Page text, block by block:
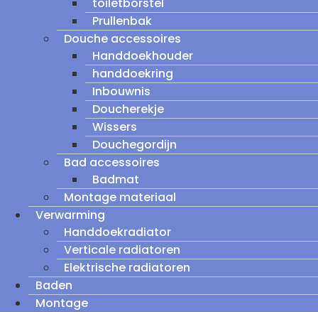
Prullenbak
Douche accessoires
Handdoekhouder
handdoekring
Inbouwnis
Doucherekje
Wissers
Douchegordijn
Bad accessoires
Badmat
Montage materiaal
Verwarming
Handdoekradiator
Verticale radiatoren
Elektrische radiatoren
Baden
Montage